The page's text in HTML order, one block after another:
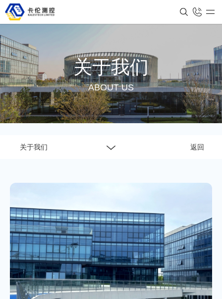
关于我们
ABOUT US
关于我们 返回